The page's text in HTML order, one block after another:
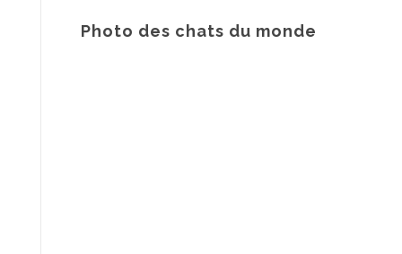
Photo des chats du monde